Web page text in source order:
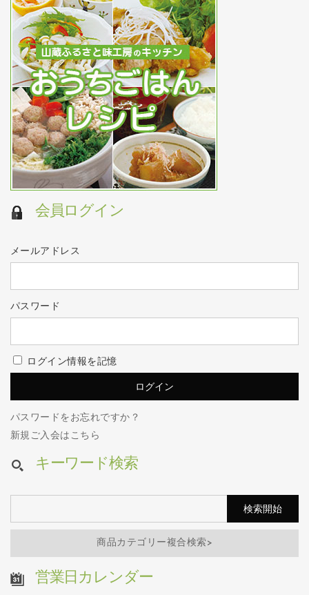
会員ログイン
メールアドレス
パスワード
ログイン情報を記憶
パスワードをお忘れですか？
新規ご入会はこちら
キーワード検索
商品カテゴリー複合検索>
営業日カレンダー